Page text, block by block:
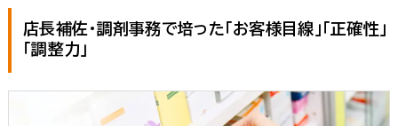
店長補佐・調剤事務で培った「お客様目線」「正確性」
「調整力」